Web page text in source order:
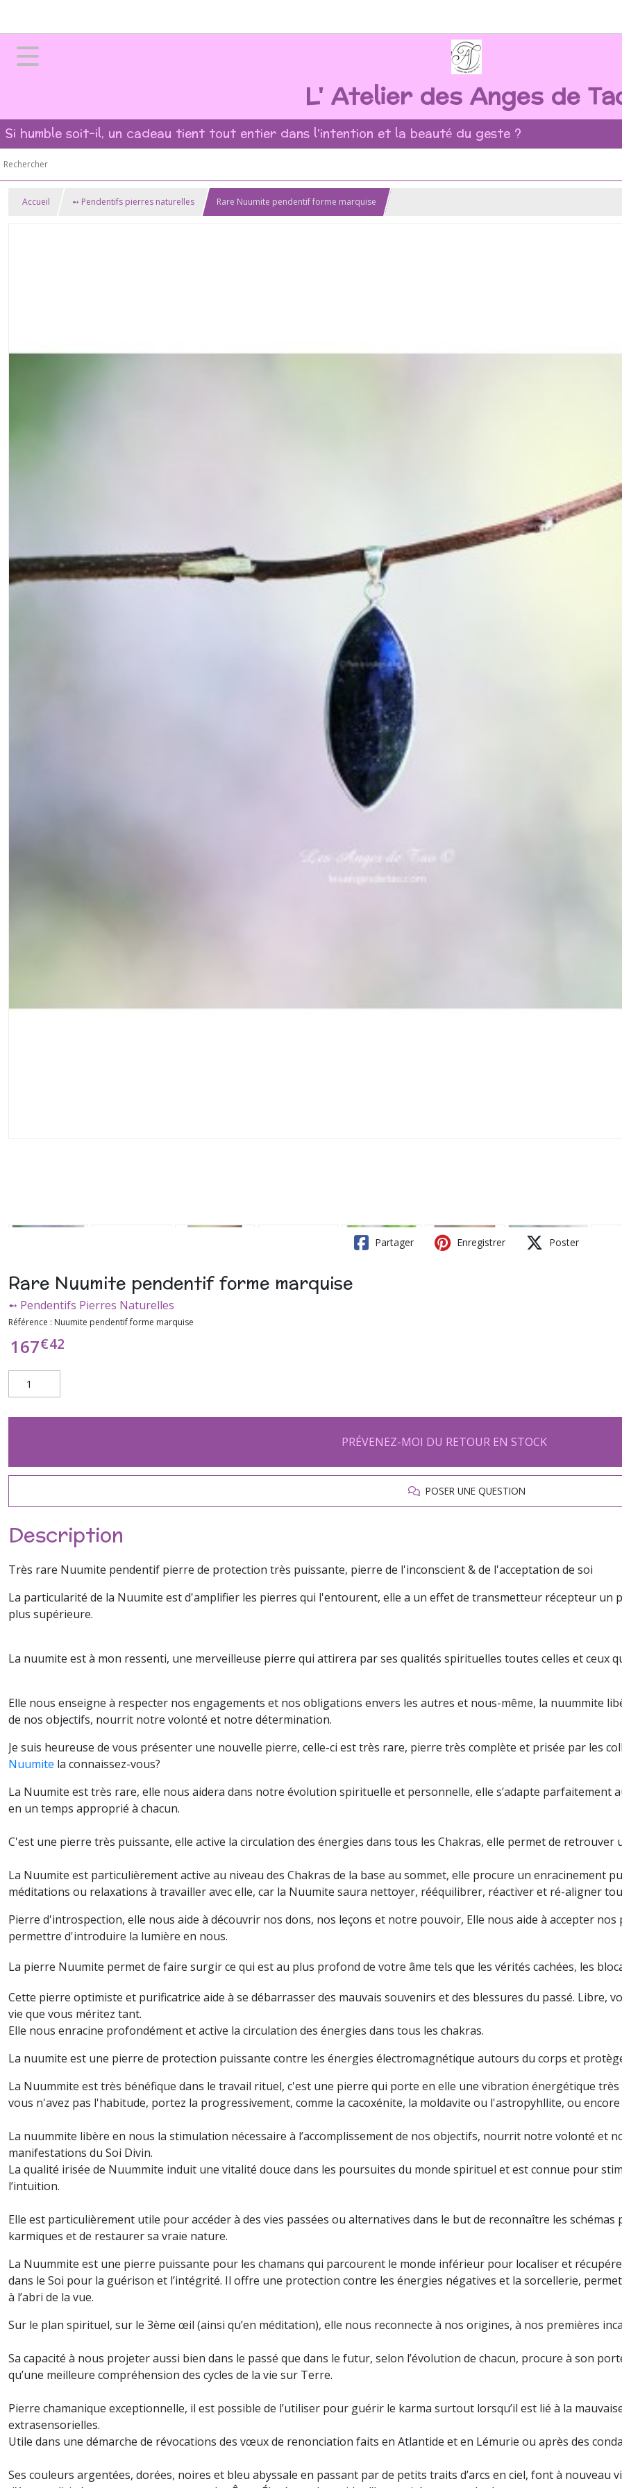
L' Atelier des Anges de
Si humble soit-il, un cadeau tient tout entier dans l'intention et la beauté du geste ?
Accueil ➻ Pendentifs pierres naturelles Rare Nuumite pendentif forme marquise
Partager Enregistrer Poster
Rare Nuumite pendentif forme marquise
➻ Pendentifs Pierres Naturelles
Référence : Nuumite pendentif forme marquise
167€42
PRÉVENEZ-MOI DU RETOUR EN STOCK
POSER UNE QUESTION
Description
Très rare Nuumite pendentif pierre de protection très puissante, pierre de l'inconscient & de l'acceptation de soi
La particularité de la Nuumite est d'amplifier les pierres qui l'entourent, elle a un effet de transmetteur récepteur un
plus supérieure.
La nuumite est à mon ressenti, une merveilleuse pierre qui attirera par ses qualités spirituelles toutes celles et ceux
Elle nous enseigne à respecter nos engagements et nos obligations envers les autres et nous-même, la nuummite
de nos objectifs, nourrit notre volonté et notre détermination.
Je suis heureuse de vous présenter une nouvelle pierre, celle-ci est très rare, pierre très complète et prisée par les
Nuumite la connaissez-vous?
La Nuumite est très rare, elle nous aidera dans notre évolution spirituelle et personnelle, elle s’adapte parfaitement
en un temps approprié à chacun.
C'est une pierre très puissante, elle active la circulation des énergies dans tous les Chakras, elle permet de retrouver
La Nuumite est particulièrement active au niveau des Chakras de la base au sommet, elle procure un enracinement
méditations ou relaxations à travailler avec elle, car la Nuumite saura nettoyer, rééquilibrer, réactiver et ré-aligner
Pierre d'introspection, elle nous aide à découvrir nos dons, nos leçons et notre pouvoir, Elle nous aide à accepter
permettre d'introduire la lumière en nous.
La pierre Nuumite permet de faire surgir ce qui est au plus profond de votre âme tels que les vérités cachées, les
Cette pierre optimiste et purificatrice aide à se débarrasser des mauvais souvenirs et des blessures du passé. Libre,
vie que vous méritez tant.
Elle nous enracine profondément et active la circulation des énergies dans tous les chakras.
La nuumite est une pierre de protection puissante contre les énergies électromagnétique autours du corps et
La Nuummite est très bénéfique dans le travail rituel, c'est une pierre qui porte en elle une vibration énergétique
vous n'avez pas l'habitude, portez la progressivement, comme la cacoxénite, la moldavite ou l'astropyhllite, ou
La nuummite libère en nous la stimulation nécessaire à l’accomplissement de nos objectifs, nourrit notre volonté et
manifestations du Soi Divin.
La qualité irisée de Nuummite induit une vitalité douce dans les poursuites du monde spirituel et est connue pour
l’intuition.
Elle est particulièrement utile pour accéder à des vies passées ou alternatives dans le but de reconnaître les schémas
karmiques et de restaurer sa vraie nature.
La Nuummite est une pierre puissante pour les chamans qui parcourent le monde inférieur pour localiser et
dans le Soi pour la guérison et l’intégrité. Il offre une protection contre les énergies négatives et la sorcellerie,
à l’abri de la vue.
Sur le plan spirituel, sur le 3ème œil (ainsi qu’en méditation), elle nous reconnecte à nos origines, à nos premières
Sa capacité à nous projeter aussi bien dans le passé que dans le futur, selon l’évolution de chacun, procure à son
qu’une meilleure compréhension des cycles de la vie sur Terre.
Pierre chamanique exceptionnelle, il est possible de l’utiliser pour guérir le karma surtout lorsqu’il est lié à la
extrasensorielles.
Utile dans une démarche de révocations des vœux de renonciation faits en Atlantide et en Lémurie ou après des
Ses couleurs argentées, dorées, noires et bleu abyssale en passant par de petits traits d’arcs en ciel, font à nouveau